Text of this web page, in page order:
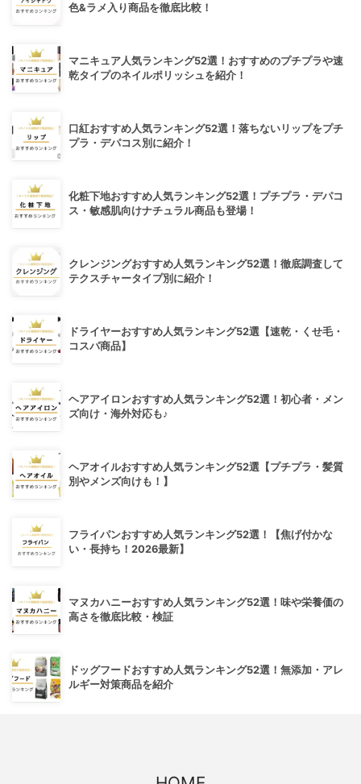
色&ラメ入り商品を徹底比較！
マニキュア人気ランキング52選！おすすめのプチプラや速
乾タイプのネイルポリッシュを紹介！
口紅おすすめ人気ランキング52選！落ちないリップをプチ
プラ・デパコス別に紹介！
化粧下地おすすめ人気ランキング52選！プチプラ・デパコ
ス・敏感肌向けナチュラル商品も登場！
クレンジングおすすめ人気ランキング52選！徹底調査して
テクスチャータイプ別に紹介！
ドライヤーおすすめ人気ランキング52選【速乾・くせ毛・
コスパ商品】
ヘアアイロンおすすめ人気ランキング52選！初心者・メン
ズ向け・海外対応も♪
ヘアオイルおすすめ人気ランキング52選【プチプラ・髪質
別やメンズ向けも！】
フライパンおすすめ人気ランキング52選！【焦げ付かな
い・長持ち！2026最新】
マヌカハニーおすすめ人気ランキング52選！味や栄養価の
高さを徹底比較・検証
ドッグフードおすすめ人気ランキング52選！無添加・アレ
ルギー対策商品を紹介